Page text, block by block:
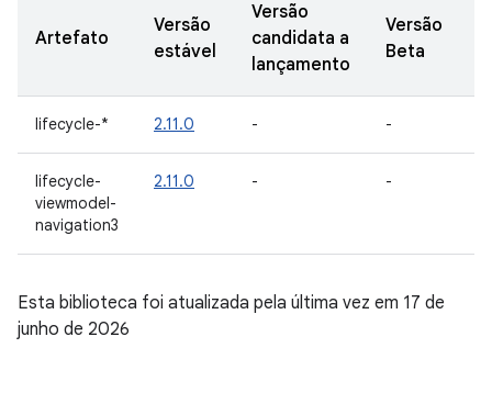
Artefato
Versão
estável
Versão
candidata a
lançamento
Versão
Beta
lifecycle-* 2.11.0 - -
lifecycle-
viewmodel-
navigation3
2.11.0 - -
Esta biblioteca foi atualizada pela última vez em 17 de
junho de 2026